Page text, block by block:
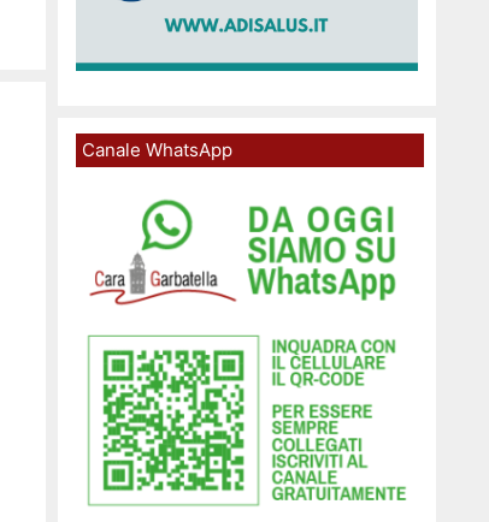
Canale WhatsApp